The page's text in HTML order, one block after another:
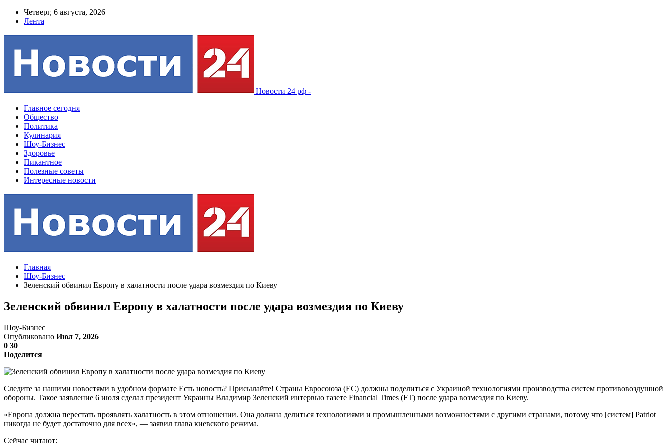
Четверг, 6 августа, 2026
Лента
Новости 24 рф -
Главное сегодня
Общество
Политика
Кулинария
Шоу-Бизнес
Здоровье
Пикантное
Полезные советы
Интересные новости
Главная
Шоу-Бизнес
Зеленский обвинил Европу в халатности после удара возмездия по Киеву
Зеленский обвинил Европу в халатности после удара возмездия по Киеву
Шоу-Бизнес
Опубликовано Июл 7, 2026
0 30
Поделится
Следите за нашими новостями в удобном формате Есть новость? Присылайте! Страны Евросоюза (ЕС) должны поделиться с Украиной технологиями производства систем противовоздушной
обороны. Такое заявление 6 июля сделал президент Украины Владимир Зеленский интервью газете Financial Times (FT) после удара возмездия по Киеву.
«Европа должна перестать проявлять халатность в этом отношении. Она должна делиться технологиями и промышленными возможностями с другими странами, потому что [систем] Patriot
никогда не будет достаточно для всех», — заявил глава киевского режима.
Сейчас читают: